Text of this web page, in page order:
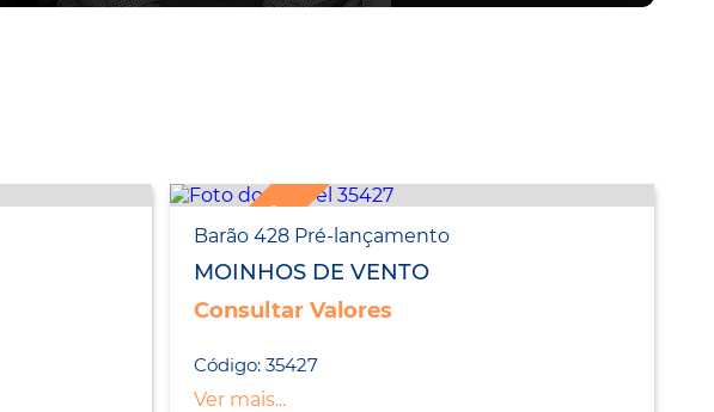
LANÇAMENTO
Barão 428 Pré-lançamento
MOINHOS DE VENTO
Consultar Valores
Código: 35427
Ver mais...